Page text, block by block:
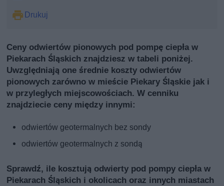
Drukuj
Ceny odwiertów pionowych pod pompę ciepła w
Piekarach Śląskich znajdziesz w tabeli poniżej.
Uwzględniają one średnie koszty odwiertów
pionowych zarówno w mieście Piekary Śląskie jak i
w przyległych miejscowościach. W cenniku
znajdziecie ceny między innymi:
odwiertów geotermalnych bez sondy
odwiertów geotermalnych z sondą
Sprawdź, ile kosztują odwierty pod pompy ciepła w
Piekarach Śląskich i okolicach oraz innych miastach